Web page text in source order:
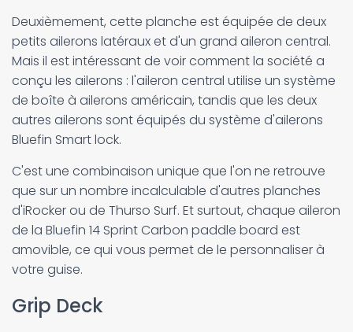
Deuxièmement, cette planche est équipée de deux
petits ailerons latéraux et d'un grand aileron central.
Mais il est intéressant de voir comment la société a
conçu les ailerons : l'aileron central utilise un système
de boîte à ailerons américain, tandis que les deux
autres ailerons sont équipés du système d'ailerons
Bluefin Smart lock.
C'est une combinaison unique que l'on ne retrouve
que sur un nombre incalculable d'autres planches
d'iRocker ou de Thurso Surf. Et surtout, chaque aileron
de la Bluefin 14 Sprint Carbon paddle board est
amovible, ce qui vous permet de le personnaliser à
votre guise.
Grip Deck